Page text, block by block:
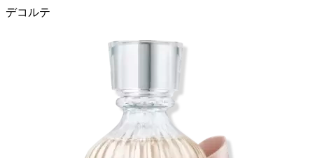
デコルテ